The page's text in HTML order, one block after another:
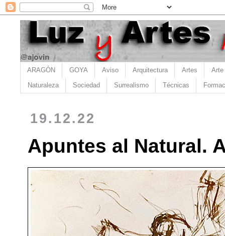
ARAGÓN GOYA Aviso Arquitectura Artes Arte
Naturaleza Sociedad Surrealismo Técnicas
19.12.22
Apuntes al Natural.